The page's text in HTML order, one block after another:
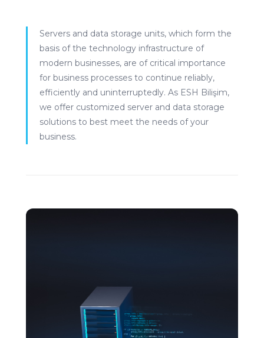
Servers and data storage units, which form the
basis of the technology infrastructure of
modern businesses, are of critical importance
for business processes to continue reliably,
efficiently and uninterruptedly. As ESH Bilişim,
we offer customized server and data storage
solutions to best meet the needs of your
business.